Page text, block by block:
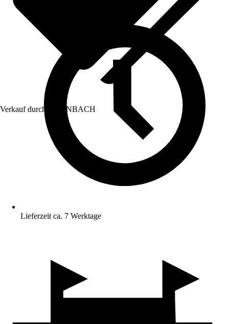
Verkauf durch: HORNBACH
Lieferzeit ca. 7 Werktage